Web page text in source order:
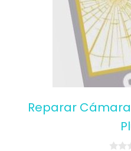
Reparar